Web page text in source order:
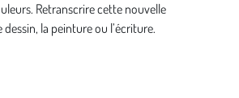
Retranscrire cette nouvelle
la peinture ou l’écriture.